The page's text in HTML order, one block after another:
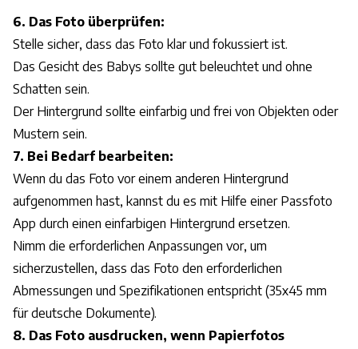
6. Das Foto überprüfen:
Stelle sicher, dass das Foto klar und fokussiert ist.
Das Gesicht des Babys sollte gut beleuchtet und ohne
Schatten sein.
Der Hintergrund sollte einfarbig und frei von Objekten oder
Mustern sein.
7. Bei Bedarf bearbeiten:
Wenn du das Foto vor einem anderen Hintergrund
aufgenommen hast, kannst du es mit Hilfe einer Passfoto
App durch einen einfarbigen Hintergrund ersetzen.
Nimm die erforderlichen Anpassungen vor, um
sicherzustellen, dass das Foto den erforderlichen
Abmessungen und Spezifikationen entspricht (35x45 mm
für deutsche Dokumente).
8. Das Foto ausdrucken, wenn Papierfotos